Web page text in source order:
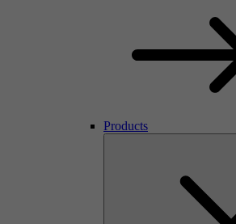
Products